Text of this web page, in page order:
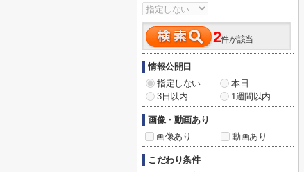
2件が該当
情報公開日
指定しない
本日
3日以内
1週間以内
画像・動画あり
画像あり
動画あり
こだわり条件